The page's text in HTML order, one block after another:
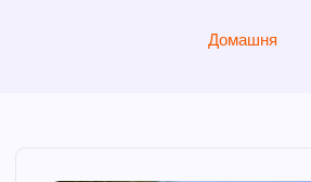
Домашня